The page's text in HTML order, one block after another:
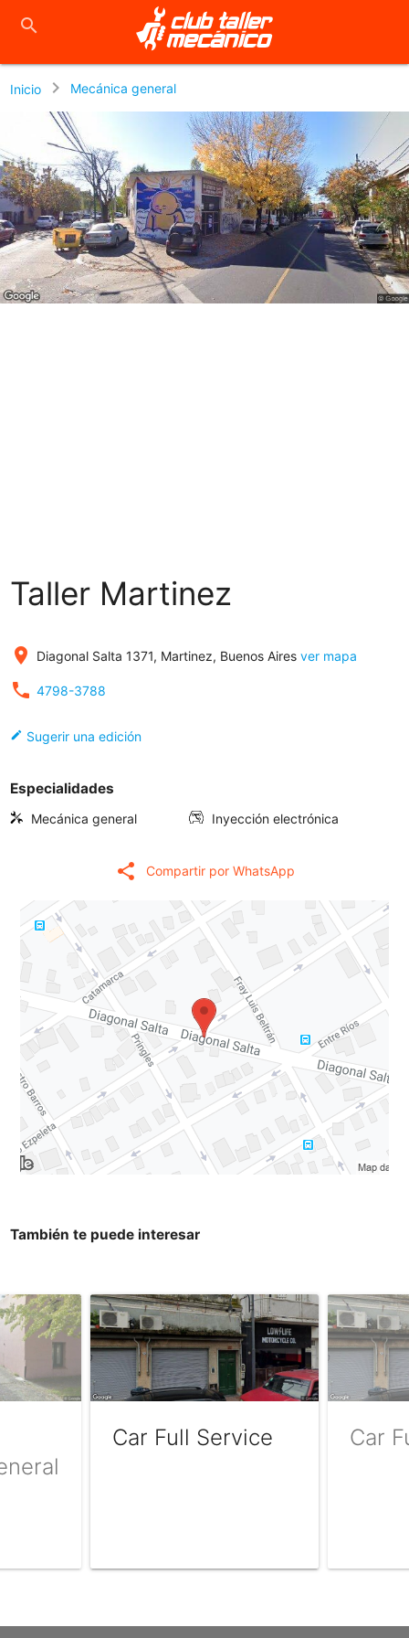
search
Inicio chevron_right Mecánica general
share Compartir por WhatsApp
Taller Martinez
place Diagonal Salta 1371, Martinez, Buenos Aires ver mapa
local_phone 4798-3788
edit Sugerir una edición
Especialidades
Mecánica general Inyección electrónica
También te puede interesar
Car Full Service
Car